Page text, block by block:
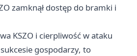
zamknął dostęp do bramki i
KSZO i cierpliwość w ataku
gospodarzy, to